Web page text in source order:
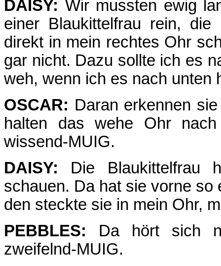
DAISY: Wir mussten ewig
einer Blaukittelfrau rein,
direkt in mein rechtes Ohr
gar nicht. Dazu sollte ich es
weh, wenn ich es nach unten
OSCAR: Daran erkennen
halten das wehe Ohr
wissend-MUIG.
DAISY: Die Blaukittelfrau
schauen. Da hat sie vorne
den steckte sie in mein Ohr,
PEBBLES: Da hört sich
zweifelnd-MUIG.